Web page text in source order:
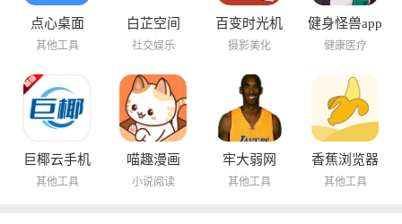
点心桌面
其他工具
白芷空间
社交娱乐
百变时光机
摄影美化
健身怪兽app
健康医疗
巨椰云手机
其他工具
喵趣漫画
小说阅读
牢大弱网
其他工具
香蕉浏览器
其他工具